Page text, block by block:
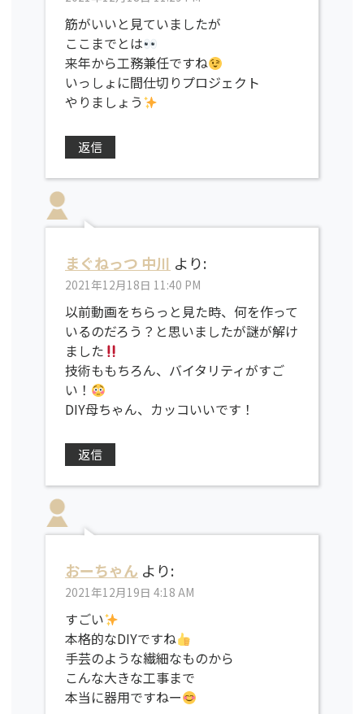
筋がいいと見ていましたが
ここまでとは
来年から工務兼任ですね
いっしょに間仕切りプロジェクト
やりましょう
返信
まぐねっつ 中川 より:
2021年12月18日 11:40 PM
以前動画をちらっと見た時、何を作って
いるのだろう？と思いましたが謎が解け
ました
技術ももちろん、バイタリティがすご
い！
DIY母ちゃん、カッコいいです！
返信
おーちゃん より:
2021年12月19日 4:18 AM
すごい
本格的なDIYですね
手芸のような繊細なものから
こんな大きな工事まで
本当に器用ですねー